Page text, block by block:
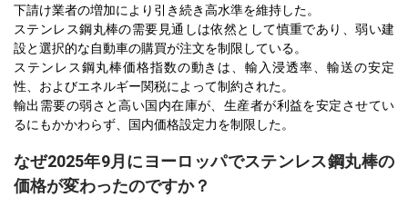
下請け業者の増加により引き続き高水準を維持した。
ステンレス鋼丸棒の需要見通しは依然として慎重であり、弱い建
設と選択的な自動車の購買が注文を制限している。
ステンレス鋼丸棒価格指数の動きは、輸入浸透率、輸送の安定
性、およびエネルギー関税によって制約された。
輸出需要の弱さと高い国内在庫が、生産者が利益を安定させてい
るにもかかわらず、国内価格設定力を制限した。
なぜ2025年9月にヨーロッパでステンレス鋼丸棒の
価格が変わったのですか？